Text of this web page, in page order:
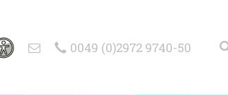
0049 (0)2972 9740-50